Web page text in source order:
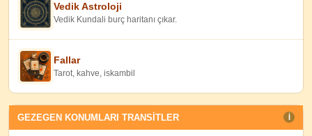
Vedik Astroloji
Vedik Kundali burç haritanı çıkar.
Fallar
Tarot, kahve, iskambil
GEZEGEN KONUMLARI TRANSITLER